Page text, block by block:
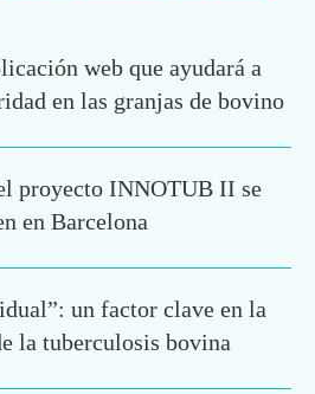
web que ayudará a
en las granjas de bovino
proyecto INNOTUB II se
en Barcelona
un factor clave en la
la tuberculosis bovina